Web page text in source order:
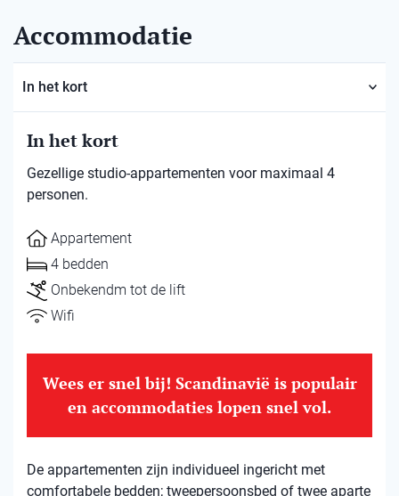
Accommodatie
In het kort
In het kort
Gezellige studio-appartementen voor maximaal 4
personen.
Appartement
4 bedden
Onbekendm tot de lift
Wifi
Wees er snel bij! Scandinavië is populair
en accommodaties lopen snel vol.
De appartementen zijn individueel ingericht met
comfortabele bedden; tweepersoonsbed of twee aparte